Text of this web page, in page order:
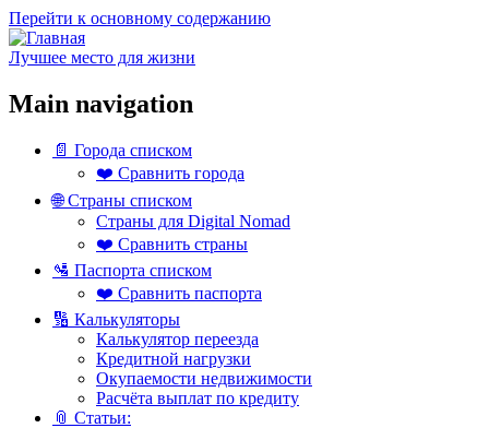
Перейти к основному содержанию
Лучшее место для жизни
Main navigation
📄 Города списком
❤️ Сравнить города
🌐 Страны списком
Страны для Digital Nomad
❤️ Сравнить страны
🛂 Паспорта списком
❤️ Сравнить паспорта
🔢 Калькуляторы
Калькулятор переезда
Кредитной нагрузки
Окупаемости недвижимости
Расчёта выплат по кредиту
📎 Статьи: